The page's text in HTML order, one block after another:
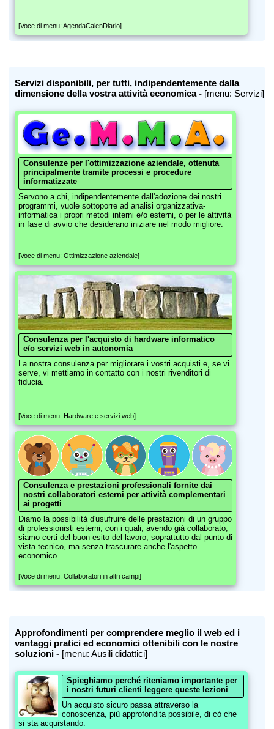
[Voce di menu: AgendaCalenDiario]
Servizi disponibili, per tutti, indipendentemente dalla
dimensione della vostra attività economica - [menu: Servizi]
Consulenze per l'ottimizzazione aziendale, ottenuta
principalmente tramite processi e procedure
informatizzate
Servono a chi, indipendentemente dall'adozione dei nostri
programmi, vuole sottoporre ad analisi organizzativa-
informatica i propri metodi interni e/o esterni, o per le attività
in fase di avvio che desiderano iniziare nel modo migliore.
[Voce di menu: Ottimizzazione aziendale]
Consulenza per l'acquisto di hardware informatico
e/o servizi web in autonomia
La nostra consulenza per migliorare i vostri acquisti e, se vi
serve, vi mettiamo in contatto con i nostri rivenditori di
fiducia.
[Voce di menu: Hardware e servizi web]
Consulenza e prestazioni professionali fornite dai
nostri collaboratori esterni per attività complementari
ai progetti
Diamo la possibilità d'usufruire delle prestazioni di un gruppo
di professionisti esterni, con i quali, avendo già collaborato,
siamo certi del buon esito del lavoro, soprattutto dal punto di
vista tecnico, ma senza trascurare anche l'aspetto
economico.
[Voce di menu: Collaboratori in altri campi]
Approfondimenti per comprendere meglio il web ed i
vantaggi pratici ed economici ottenibili con le nostre
soluzioni - [menu: Ausili didattici]
Spieghiamo perché riteniamo importante per
i nostri futuri clienti leggere queste lezioni
Un acquisto sicuro passa attraverso la
conoscenza, più approfondita possibile, di cò che
si sta acquistando.